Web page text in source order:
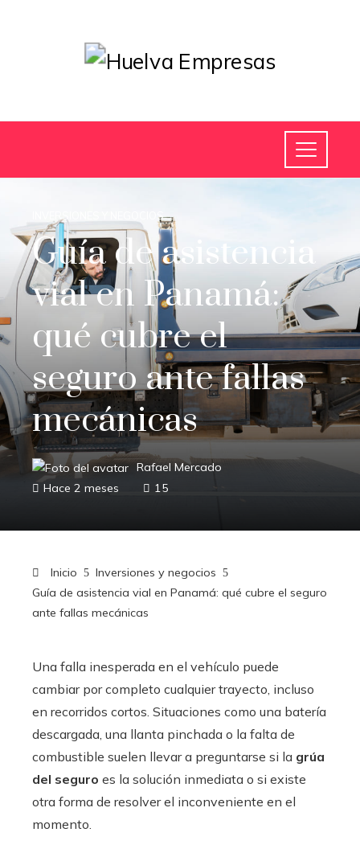
INVERSIONES Y NEGOCIOS
Guía de asistencia
vial en Panamá:
qué cubre el
seguro ante fallas
mecánicas
Rafael Mercado
Hace 2 meses
15
Inicio
Inversiones y negocios
Guía de asistencia vial en Panamá: qué cubre el seguro
ante fallas mecánicas
Una falla inesperada en el vehículo puede
cambiar por completo cualquier trayecto, incluso
en recorridos cortos. Situaciones como una batería
descargada, una llanta pinchada o la falta de
combustible suelen llevar a preguntarse si la grúa
del seguro es la solución inmediata o si existe
otra forma de resolver el inconveniente en el
momento.